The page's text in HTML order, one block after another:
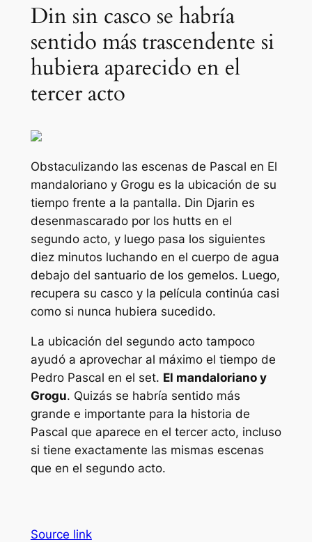
Din sin casco se habría
sentido más trascendente si
hubiera aparecido en el
tercer acto
Obstaculizando las escenas de Pascal en El
mandaloriano y Grogu es la ubicación de su
tiempo frente a la pantalla. Din Djarin es
desenmascarado por los hutts en el
segundo acto, y luego pasa los siguientes
diez minutos luchando en el cuerpo de agua
debajo del santuario de los gemelos. Luego,
recupera su casco y la película continúa casi
como si nunca hubiera sucedido.
La ubicación del segundo acto tampoco
ayudó a aprovechar al máximo el tiempo de
Pedro Pascal en el set. El mandaloriano y
Grogu. Quizás se habría sentido más
grande e importante para la historia de
Pascal que aparece en el tercer acto, incluso
si tiene exactamente las mismas escenas
que en el segundo acto.
Source link